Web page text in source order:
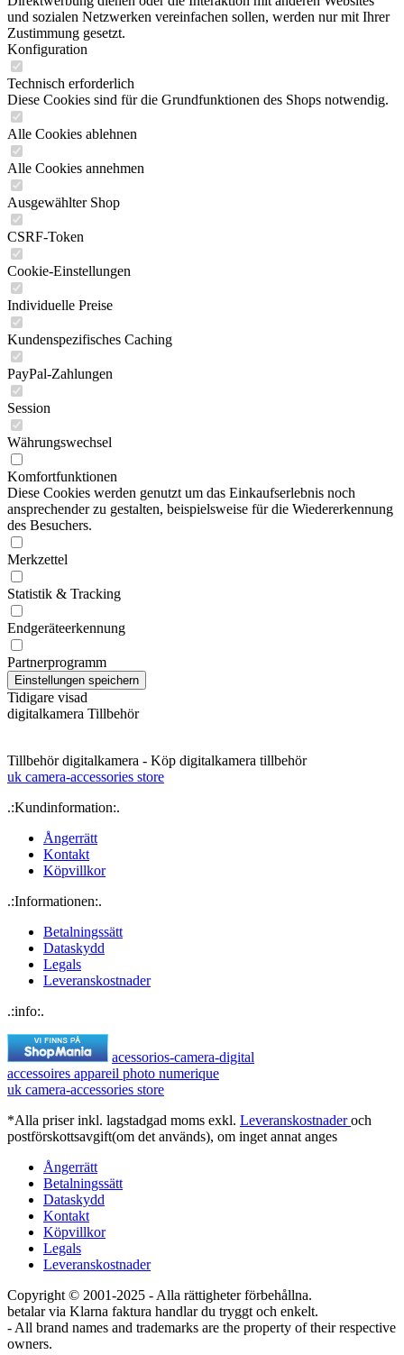
und sozialen Netzwerken vereinfachen sollen, werden nur mit Ihrer
Zustimmung gesetzt.
Konfiguration
Technisch erforderlich
Diese Cookies sind für die Grundfunktionen des Shops notwendig.
Alle Cookies ablehnen
Alle Cookies annehmen
Ausgewählter Shop
CSRF-Token
Cookie-Einstellungen
Individuelle Preise
Kundenspezifisches Caching
PayPal-Zahlungen
Session
Währungswechsel
Komfortfunktionen
Diese Cookies werden genutzt um das Einkaufserlebnis noch
ansprechender zu gestalten, beispielsweise für die Wiedererkennung
des Besuchers.
Merkzettel
Statistik & Tracking
Endgeräteerkennung
Partnerprogramm
Tidigare visad
digitalkamera Tillbehör
Tillbehör digitalkamera - Köp digitalkamera tillbehör
uk camera-accessories store
.:Kundinformation:.
Ångerrätt
Kontakt
Köpvillkor
.:Informationen:.
Betalningssätt
Dataskydd
Legals
Leveranskostnader
.:info:.
acessorios-camera-digital
accessoires appareil photo numerique
uk camera-accessories store
*Alla priser inkl. lagstadgad moms exkl. Leveranskostnaderoch
postförskottsavgift(om det används), om inget annat anges
Ångerrätt
Betalningssätt
Dataskydd
Kontakt
Köpvillkor
Legals
Leveranskostnader
Copyright © 2001-2025 - Alla rättigheter förbehållna.
betalar via Klarna faktura handlar du tryggt och enkelt.
- All brand names and trademarks are the property of their respective
owners.